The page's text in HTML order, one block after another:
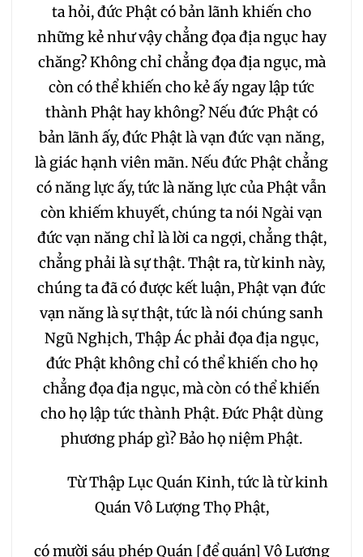
124 125 126 127
128 129 130 131
132 133 134 135
136 137 139
140 141 142 143
144 145 146 147
148 149 150 151
152 153 154 155
156 157 158 159
165 166
ta hỏi, đức Phật có bản lãnh khiến cho
những kẻ như vậy chẳng đọa địa ngục hay
chăng? Không chỉ chẳng đọa địa ngục, mà
còn có thể khiến cho kẻ ấy ngay lập tức
thành Phật hay không? Nếu đức Phật có
bản lãnh ấy, đức Phật là vạn đức vạn năng,
là giác hạnh viên mãn. Nếu đức Phật chẳng
có năng lực ấy, tức là năng lực của Phật vẫn
còn khiếm khuyết, chúng ta nói Ngài vạn
đức vạn năng chỉ là lời ca ngợi, chẳng thật,
chẳng phải là sự thật. Thật ra, từ kinh này,
chúng ta đã có được kết luận, Phật vạn đức
vạn năng là sự thật, tức là nói chúng sanh
Ngũ Nghịch, Thập Ác phải đọa địa ngục,
đức Phật không chỉ có thể khiến cho họ
chẳng đọa địa ngục, mà còn có thể khiến
cho họ lập tức thành Phật. Đức Phật dùng
phương pháp gì? Bảo họ niệm Phật.
Từ Thập Lục Quán Kinh, tức là từ kinh
Quán Vô Lượng Thọ Phật,
có mười sáu phép Quán [để quán] Vô Lượng